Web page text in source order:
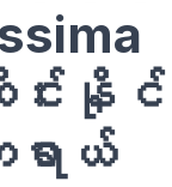
းနို
ာယ်